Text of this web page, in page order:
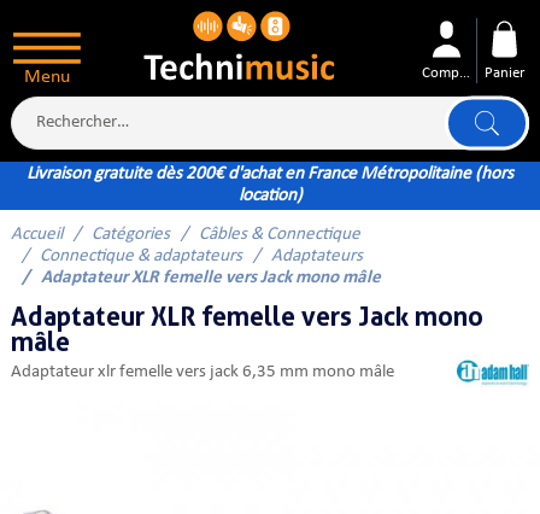
Menu Compte Panier
Livraison gratuite dès 200€ d'achat en France Métropolitaine (hors
location)
Accueil Catégories
Câbles & Connectique
Connectique & adaptateurs
Adaptateurs
Adaptateur XLR femelle vers Jack mono mâle
Adaptateur XLR femelle vers Jack mono
mâle
adaptateur xlr femelle vers jack 6,35 mm mono mâle